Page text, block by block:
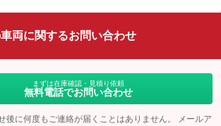
両に関するお問い合わせ
まずは在庫確認・見積り依頼
無料電話でお問い合わせ
後に何度もご連絡が届くことはありません。 メールア